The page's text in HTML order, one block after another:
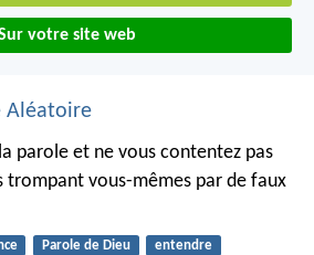
votre site web
Aléatoire
parole et ne vous contentez pas
trompant vous-mêmes par de faux
Parole de Dieu entendre